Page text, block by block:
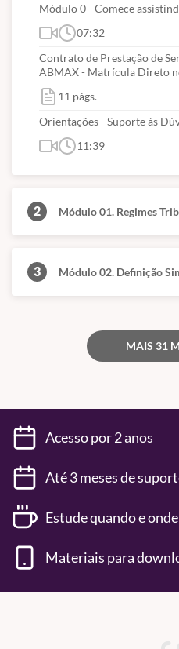
Módulo 0 - Comece
07:32
Contrato de Prestação de
ABMAX - Matrícula Direto
11 págs.
Orientações - Suporte às
11:39
2 Módulo 01. Regimes
3 Módulo 02. Definição
MAIS 31
Acesso por 2 anos
Até 3 meses de
Estude quando e
Materiais para